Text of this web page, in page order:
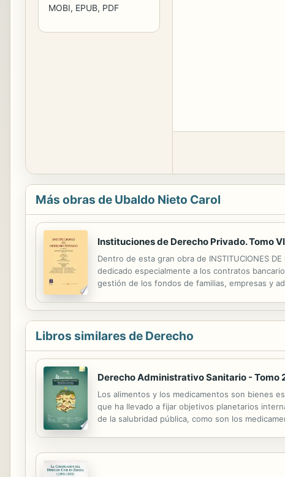
MOBI, EPUB, PDF
Más obras de Ubaldo Nieto Carol
Instituciones de Derecho Privado. Tomo
Dentro de esta gran obra de INSTITUCIONES
dedicado especialmente a los contratos
gestión de los fondos de familias, empresas y
Libros similares de Derecho
Derecho Administrativo Sanitario - Tomo
Los alimentos y los medicamentos son bienes
que ha llevado a fijar objetivos planetarios
de la salubridad pública, como son los